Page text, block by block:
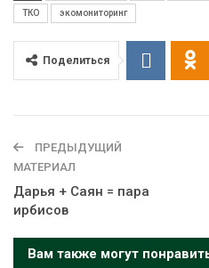
ТКО экомониторинг
Поделиться
ПРЕДЫДУЩИЙ
МАТЕРИАЛ
Дарья + Саян = пара
ирбисов
Вам также могут